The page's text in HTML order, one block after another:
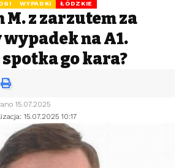
WYPADKI ŁÓDZKIE
M. z zarzutem za
na A1.
go kara?
15.07.2025 10:17
15.07.2025